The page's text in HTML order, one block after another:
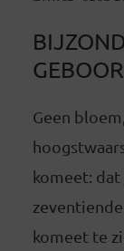
Geen
komeet: dat
komeet te